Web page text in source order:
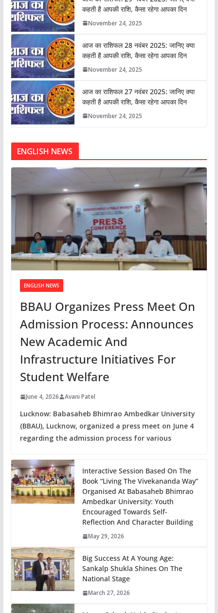
कहती है आपकी राशि, कैसा रहेगा आपका दिन
November 24, 2025
आज का राशिफल 28 नवंबर 2025: जानिए क्या
कहती है आपकी राशि, कैसा रहेगा आपका दिन
November 24, 2025
आज का राशिफल 27 नवंबर 2025: जानिए क्या
कहती है आपकी राशि, कैसा रहेगा आपका दिन
November 24, 2025
ENGLISH NEWS
ENGLISH NEWS
BBAU Organizes Press Meet On
Admission Process: Announces
New Academic And
Infrastructure Initiatives For
Student Welfare
June 4, 2026 Avani Patel
Lucknow: Babasaheb Bhimrao Ambedkar University
(BBAU), Lucknow, organized a press meet on June 4
regarding the admission process for various
Interactive Session Based On The
Book “Living The Vivekananda Way”
Organised At Babasaheb Bhimrao
Ambedkar University: Youth
Encouraged Towards Self-
Reflection And Character Building
May 29, 2026
Big Success At A Young Age:
Sankalp Shukla Shines On The
National Stage
March 27, 2026